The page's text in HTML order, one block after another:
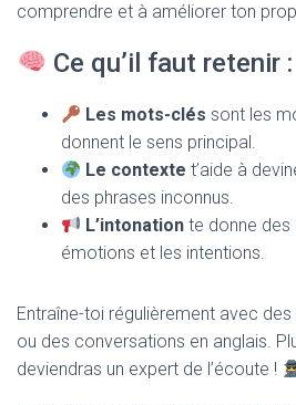
comprendre et à améliorer ton
Ce qu’il faut retenir :
Les mots-clés sont les
donnent le sens principal.
Le contexte t’aide à
des phrases inconnus.
L’intonation te donne des
émotions et les intentions.
Entraîne-toi régulièrement avec
ou des conversations en anglais.
deviendras un expert de l’écoute !